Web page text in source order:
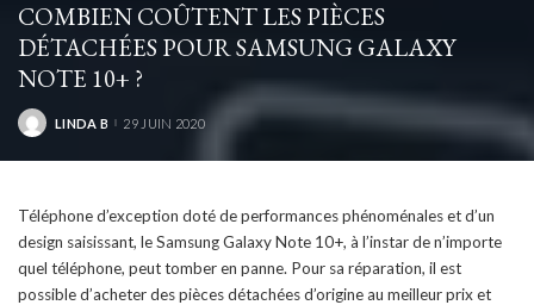
COMBIEN COÛTENT LES PIÈCES
DÉTACHÉES POUR SAMSUNG GALAXY
NOTE 10+ ?
POSTED
LINDA B 29 JUIN 2020
Téléphone d’exception doté de performances phénoménales et d’un
design saisissant, le Samsung Galaxy Note 10+, à l’instar de n’importe
quel téléphone, peut tomber en panne. Pour sa réparation, il est
possible d’acheter des pièces détachées d’origine au meilleur prix et